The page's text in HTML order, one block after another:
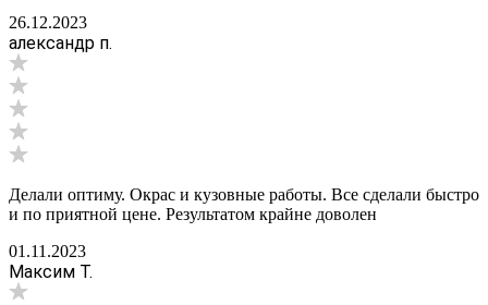
26.12.2023
александр п.
Делали оптиму. Окрас и кузовные работы. Все сделали быстро
и по приятной цене. Результатом крайне доволен
01.11.2023
Максим Т.